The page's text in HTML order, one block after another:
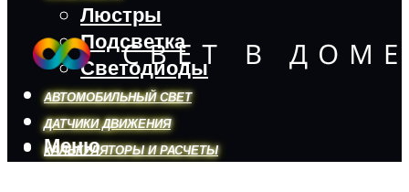
Люстры
Подсветка
Светодиоды
АВТОМОБИЛЬНЫЙ СВЕТ
ДАТЧИКИ ДВИЖЕНИЯ
КАЛЬКУЛЯТОРЫ И РАСЧЕТЫ
Меню